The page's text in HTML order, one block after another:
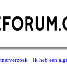
- Ik heb een